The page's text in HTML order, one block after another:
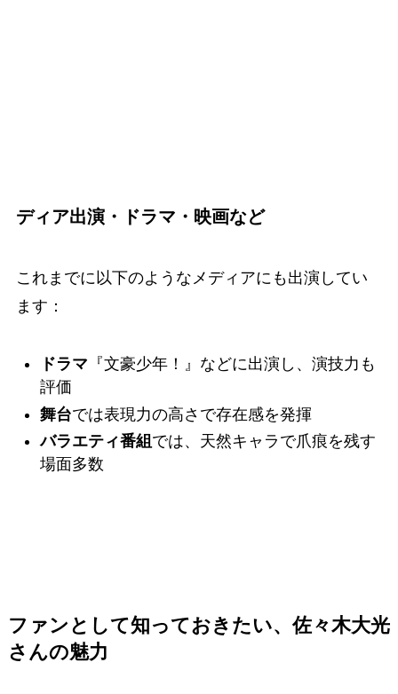
ディア出演・ドラマ・映画など
これまでに以下のようなメディアにも出演してい
ます：
ドラマ 『文豪少年！』などに出演し、演技力も
評価
舞台では表現力の高さで存在感を発揮
バラエティ番組 では、天然キャラで爪痕を残す
場面多数
ファンとして知っておきたい、佐々木大光
さんの魅力